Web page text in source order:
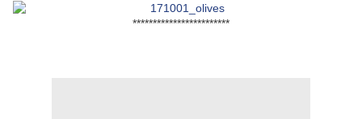
************************